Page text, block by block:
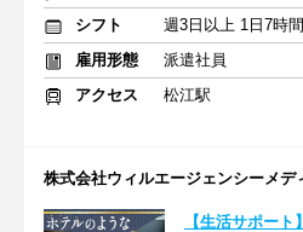
シフト
雇用形態
派遣社員
アクセス
松江駅
株式会社ウィルエージェンシーメデ
【生活サポー